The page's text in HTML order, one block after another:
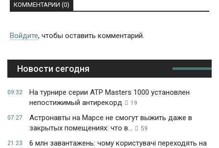
КОММЕНТАРИИ (0)
Войдите, чтобы оставить комментарий.
Новости сегодня
09:32
На турнире серии ATP Masters 1000 установлен
непостижимый антирекорд
19
07:27
Астронавты на Марсе не смогут выжить даже в
закрытых помещениях: что в...
59
21:23
6 млн завантажень: чому користувачі переходять на